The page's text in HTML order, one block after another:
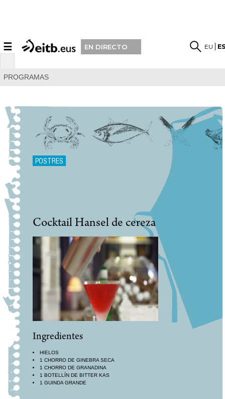
☰ EN DIRECTO EU
PROGRAMAS
POSTRES
Cocktail Hansel de cereza
Ingredientes
HIELOS
1 CHORRO DE GINEBRA SECA
1 CHORRO DE GRANADINA
1 BOTELLÍN DE BITTER KAS
1 GUINDA GRANDE